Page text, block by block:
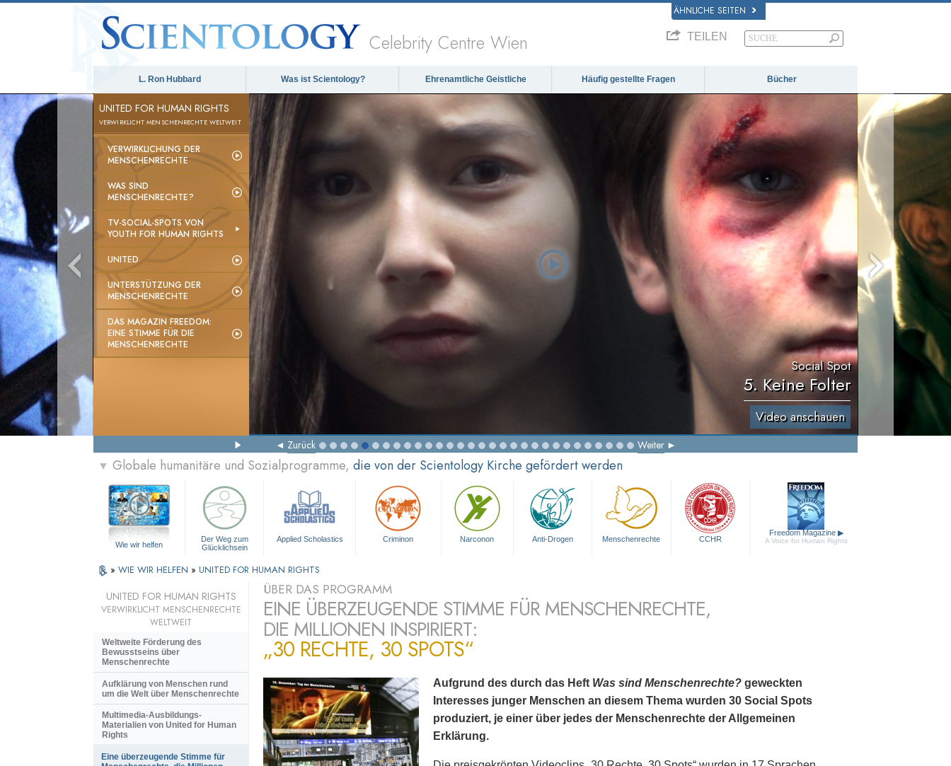
ÄHNLICHE SEITEN
Celebrity Centre Wien TEILEN
L. Ron Hubbard Was ist Scientology? Ehrenamtliche Geistliche Häufig gestellte Fragen Bücher
UNITED FOR HUMAN RIGHTS
VERWIRKLICHT MENSCHENRECHTE WELTWEIT
VERWIRKLICHUNG DER
MENSCHENRECHTE
WAS SIND
MENSCHENRECHTE?
TV-SOCIAL-SPOTS VON
YOUTH FOR HUMAN RIGHTS
UNITED
UNTERSTÜTZUNG DER
MENSCHENRECHTE
DAS MAGAZIN FREEDOM:
EINE STIMME FÜR DIE
MENSCHENRECHTE
Social Spot
5. Keine Folter
Video anschauen
Zurück Weiter
▼ Globale humanitäre und Sozialprogramme, die von der Scientology Kirche gefördert werden
Wie wir helfen
Der Weg zum
Glücklichsein
Applied Scholastics Criminon Narconon Anti-Drogen Menschenrechte CCHR
Freedom Magazine ▶
A Voice for Human Rights
» WIE WIR HELFEN » UNITED FOR HUMAN RIGHTS
ÜBER DAS PROGRAMM
EINE ÜBERZEUGENDE STIMME FÜR MENSCHENRECHTE,
DIE MILLIONEN INSPIRIERT:
„30 RECHTE, 30 SPOTS“
Aufgrund des durch das Heft Was sind Menschenrechte? geweckten
Interesses junger Menschen an diesem Thema wurden 30 Social Spots
produziert, je einer über jedes der Menschenrechte der Allgemeinen
Erklärung.
UNITED FOR HUMAN RIGHTS
VERWIRKLICHT MENSCHENRECHTE
WELTWEIT
Weltweite Förderung des
Bewusstseins über
Menschenrechte
Aufklärung von Menschen rund
um die Welt über Menschenrechte
Multimedia-Ausbildungs-
Materialien von United for Human
Rights
Eine überzeugende Stimme für